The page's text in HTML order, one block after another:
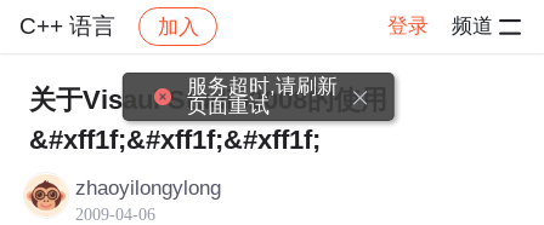
C++ 语言 加入 登录 频道
社区 C++ 语言 帖子详情
关于Visaul Studio2008的使用
&#xff1f;&#xff1f;&#xff1f;
zhaoyilongylong
2009-04-06
服务超时,请刷新
页面重试